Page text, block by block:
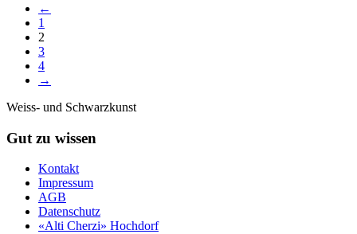
←
1
2
3
4
→
Weiss- und Schwarzkunst
Gut zu wissen
Kontakt
Impressum
AGB
Datenschutz
«Alti Cherzi» Hochdorf